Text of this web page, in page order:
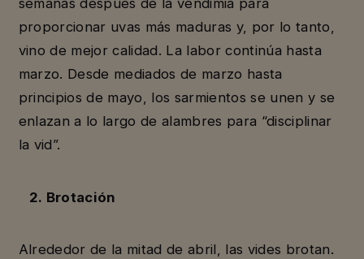
proporcionar uvas más maduras y, por lo tanto,
vino de mejor calidad. La labor continúa hasta
marzo. Desde mediados de marzo hasta
principios de mayo, los sarmientos se unen y se
enlazan a lo largo de alambres para “disciplinar
la vid”.
2. Brotación
Alrededor de la mitad de abril, las vides brotan.